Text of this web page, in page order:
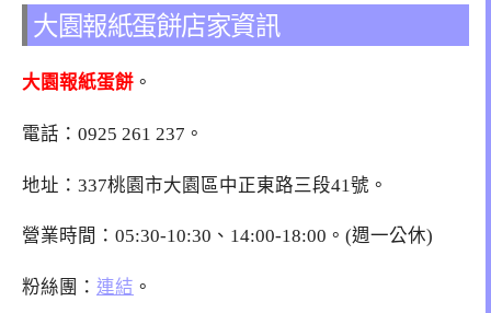
大園報紙蛋餅店家資訊
大園報紙蛋餅 。
電話：0925 261 237。
地址：337桃園市大園區中正東路三段41號。
營業時間：05:30-10:30、14:00-18:00。(週一公休)
粉絲團： 連結 。